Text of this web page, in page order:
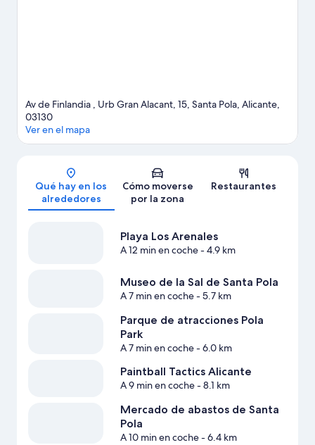
Av de Finlandia , Urb Gran Alacant, 15, Santa Pola, Alicante,
03130
Ver en el mapa
Qué hay en los
alrededores
Cómo moverse
por la zona
Restaurantes
Playa Los Arenales
A 12 min en coche- 4.9 km
Museo de la Sal de Santa Pola
A 7 min en coche- 5.7 km
Parque de atracciones Pola
Park
A 7 min en coche- 6.0 km
Paintball Tactics Alicante
A 9 min en coche- 8.1 km
Mercado de abastos de Santa
Pola
A 10 min en coche- 6.4 km